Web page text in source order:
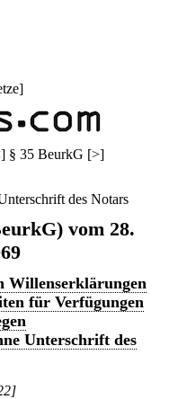
]
] § 35 BeurkG [>]
des Notars
vom 28.
Willenserklärungen
für Verfügungen
Unterschrift des